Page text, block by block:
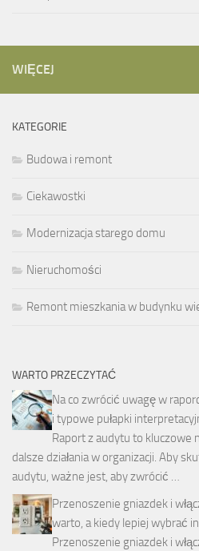
WIĘCEJ
KATEGORIE
Budowa i remont
Ciekawostki
Modernizacja starego domu
Nieruchomości
Remont mieszkania w budynku
WARTO PRZECZYTAĆ
Na co zwrócić uwagę w
i typowe pułapki
Raport z audytu to kluczowe
dalsze działania w organizacji. Aby
audytu, ważne jest, aby zwrócić …
Przenoszenie gniazdek i
warto, a kiedy lepiej wybrać
Przenoszenie gniazdek i